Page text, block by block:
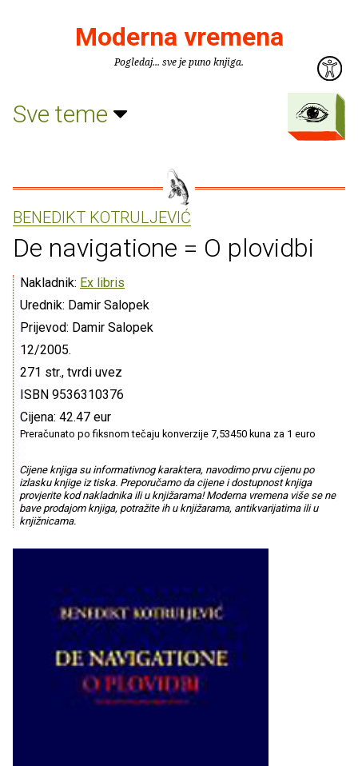
Moderna vremena
Pogledaj... sve je puno knjiga.
Sve teme
BENEDIKT KOTRULJEVIĆ
De navigatione = O plovidbi
Nakladnik: Ex libris
Urednik: Damir Salopek
Prijevod: Damir Salopek
12/2005.
271 str., tvrdi uvez
ISBN 9536310376
Cijena: 42.47 eur
Preračunato po fiksnom tečaju konverzije 7,53450 kuna za 1 euro
Cijene knjiga su informativnog karaktera, navodimo prvu cijenu po
izlasku knjige iz tiska. Preporučamo da cijene i dostupnost knjiga
provjerite kod nakladnika ili u knjižarama! Moderna vremena više se ne
bave prodajom knjiga, potražite ih u knjižarama, antikvarijatima ili u
knjižnicama.